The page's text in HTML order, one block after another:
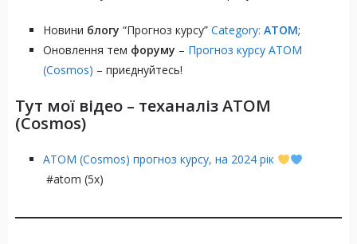
Двостороннє зв’язування:
Новини блогу “Прогноз курсу” Category: ATOM;
Оновлення тем форуму – Прогноз курсу ATOM
(Cosmos) – приєднуйтесь!
Тут мої відео – теханаліз ATOM
(Cosmos)
ATOM (Cosmos) прогноз курсу, на 2024 рік
#atom (5х)